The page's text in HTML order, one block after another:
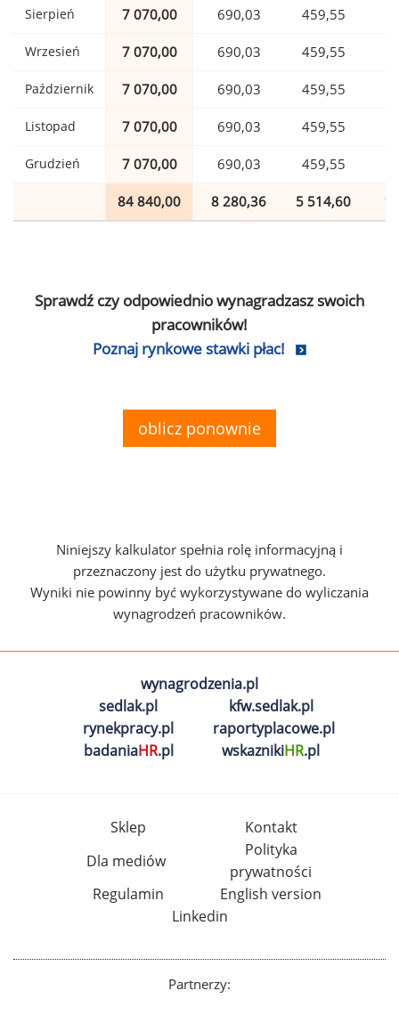
Sierpień 7 070,00 690,03 459,55
Wrzesień 7 070,00 690,03 459,55
Październik 7 070,00 690,03 459,55
Listopad 7 070,00 690,03 459,55
Grudzień 7 070,00 690,03 459,55
84 840,00 8 280,36 5 514,60 1
Sprawdź czy odpowiednio wynagradzasz swoich
pracowników!
Poznaj rynkowe stawki płac!
oblicz ponownie
Niniejszy kalkulator spełnia rolę informacyjną i
przeznaczony jest do użytku prywatnego.
Wyniki nie powinny być wykorzystywane do wyliczania
wynagrodzeń pracowników.
wynagrodzenia.pl
sedlak.pl
kfw.sedlak.pl
rynekpracy.pl
raportyplacowe.pl
badaniaHR.pl wskaznikiHR.pl
Sklep
Kontakt
Dla mediów
Polityka
prywatności
Regulamin
English version
Linkedin
Partnerzy: